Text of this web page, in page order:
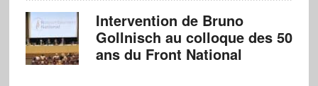
Intervention de Bruno
Gollnisch au colloque des 50
ans du Front National